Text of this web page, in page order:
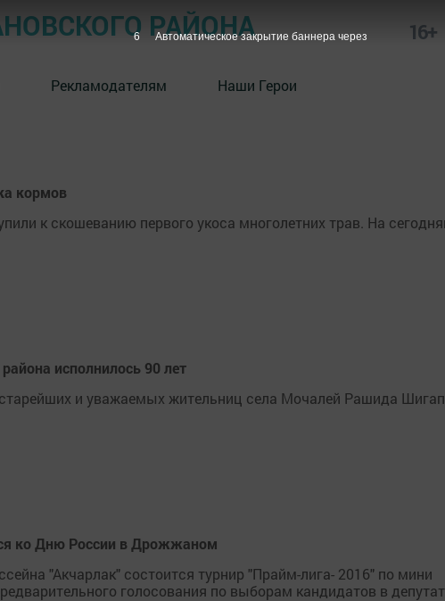
РАЙОНА 16+
Рекламодателям Наши Герои
кормов
к скошеванию первого укоса многолетних трав. На
исполнилось 90 лет
и уважаемых жительниц села Мочалей Рашида
ко Дню России в Дрожжаном
"Акчарлак" состоится турнир "Прайм-лига- 2016" по мини
голосования по выборам кандидатов в
5 Автоматическое закрытие баннера через